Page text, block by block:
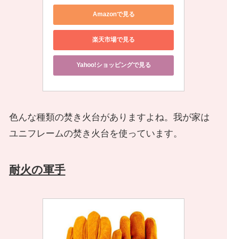
Amazonで見る
楽天市場で見る
Yahoo!ショッピングで見る
色んな種類の焚き火台がありますよね。我が家は
ユニフレームの焚き火台を使っています。
耐火の軍手